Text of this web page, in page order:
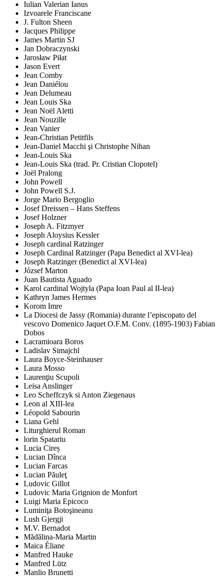
Iulian Valerian Ianus
Izvoarele Franciscane
J. Fulton Sheen
Jacques Philippe
James Martin SJ
Jan Dobraczynski
Jarosław Piłat
Jason Evert
Jean Comby
Jean Daniélou
Jean Delumeau
Jean Louis Ska
Jean Noël Aletti
Jean Nouzille
Jean Vanier
Jean-Christian Petitfils
Jean-Daniel Macchi şi Christophe Nihan
Jean-Louis Ska
Jean-Louis Ska (trad. Pr. Cristian Clopotel)
Joël Pralong
John Powell
John Powell S.J.
Jorge Mario Bergoglio
Josef Dreissen – Hans Steffens
Josef Holzner
Joseph A. Fitzmyer
Joseph Aloysius Kessler
Joseph cardinal Ratzinger
Joseph Cardinal Ratzinger (Papa Benedict al XVI-lea)
Joseph Ratzinger (Benedict al XVI-lea)
József Marton
Juan Bautista Aguado
Karol cardinal Wojtyla (Papa Ioan Paul al II-lea)
Kathryn James Hermes
Korom Imre
La Diocesi de Jassy (Romania) durante l’episcopato del
vescovo Domenico Jaquet O.F.M. Conv. (1895-1903) Fabian
Dobos
Lacramioara Boros
Ladislav Simajchl
Laura Boyce-Steinhauser
Laura Mosso
Laurenţiu Scupoli
Leisa Anslinger
Leo Scheffczyk si Anton Ziegenaus
Leon al XIII-lea
Léopold Sabourin
Liana Gehl
Liturghierul Roman
lorin Spatariu
Lucia Cireș
Lucian Dînca
Lucian Farcas
Lucian Păuleţ
Ludovic Gillot
Ludovic Maria Grignion de Monfort
Luigi Maria Epicoco
Luminiţa Botoşineanu
Lush Gjergji
M.V. Bernadot
Mădălina-Maria Martin
Maica Éliane
Manfred Hauke
Manfred Lütz
Manlio Brunetti